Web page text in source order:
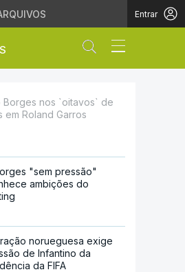
Entrar
Abrir campo
Borges nos `oitavos` de
em Roland Garros
"sem pressão"
ambições do
norueguesa exige
de Infantino da
da FIFA